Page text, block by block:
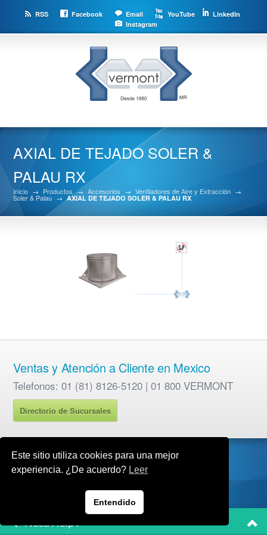
RSS Facebook Email YouTube
LinkedIn
Instagram
AXIAL DE TEJADO SOLER &
PALAU RX
Inicio → Productos → Accesorios → Ventiladores de Aire y Extracción →
Soler & Palau → AXIAL DE TEJADO SOLER & PALAU RX
Ventas y Atención a Cliente en Mexico
Telefonos: 01 (81) 8126-5120 | 01 800 VERMONT
Directorio de Sucursales
Copyright © 2017 Industrias Vermont S.A de C.V.
Productos Sucursales
Need Help ?
Este sitio utiliza cookies para una mejor
experiencia. ¿De acuerdo? Leer
Entendido